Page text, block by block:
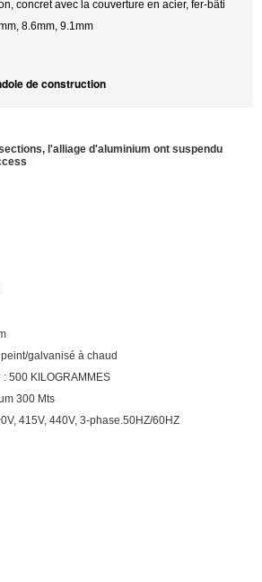
concret avec la couverture en acier, fer-bâti
8.6mm, 9.1mm
de construction
l'alliage d'aluminium ont suspendu
galvanisé à chaud
500 KILOGRAMMES
300 Mts
415V, 440V, 3-phase.50HZ/60HZ